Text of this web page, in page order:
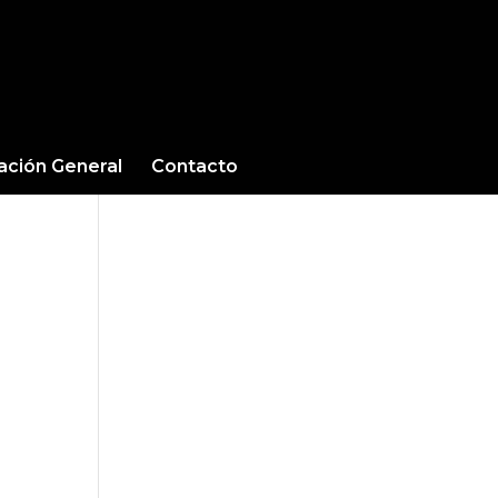
General Contacto